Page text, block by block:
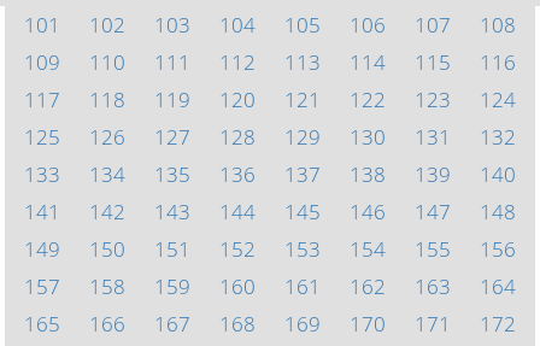
101
102 103 104 105 106 107
108
109
110 111 112 113 114 115
116
117
118 119 120 121 122 123
124
125
126 127 128 129 130 131
132
133
134 135 136 137 138 139
140
141
142 143 144 145 146 147
148
149
150 151 152 153 154 155
156
157
158 159 160 161 162 163
164
165
166 167 168 169 170 171
172